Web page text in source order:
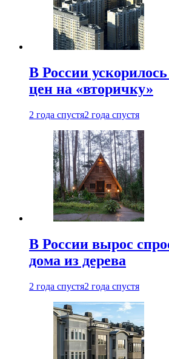
В России
цен на «вторичку»
2 года спустя2 года спустя
В России вырос
дома из дерева
2 года спустя2 года спустя